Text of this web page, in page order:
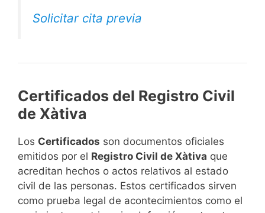
Solicitar cita previa
Certificados del Registro Civil
de Xàtiva
Los Certificados son documentos oficiales
emitidos por el Registro Civil de Xàtiva que
acreditan hechos o actos relativos al estado
civil de las personas. Estos certificados sirven
como prueba legal de acontecimientos como el